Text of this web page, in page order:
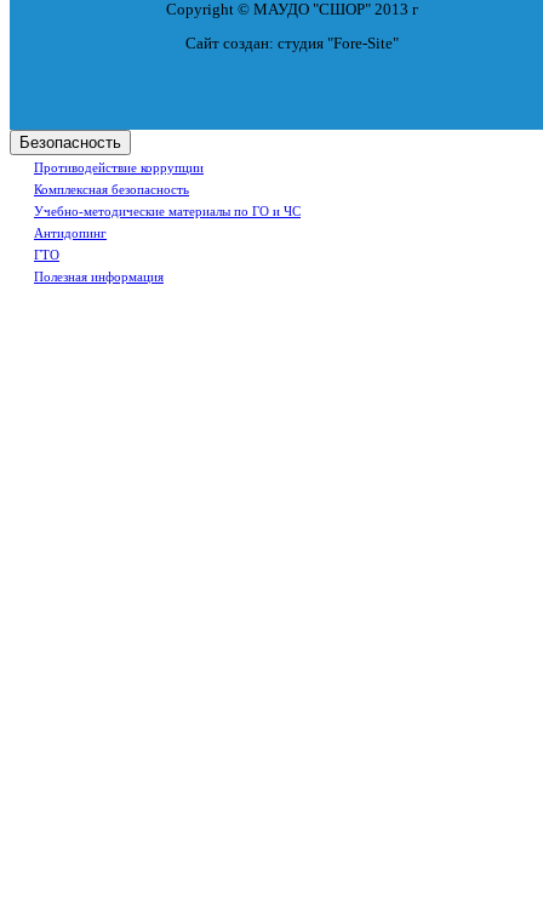
Copyright © МАУДО "СШОР" 2013 г
Сайт создан: студия "Fore-Site"
Безопасность
Противодействие коррупции
Комплексная безопасность
Учебно-методические материалы по ГО и ЧС
Антидопинг
ГТО
Полезная информация